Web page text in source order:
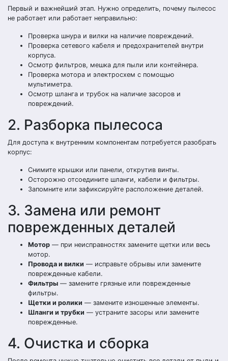
Первый и важнейший этап. Нужно определить, почему пылесос
не работает или работает неправильно:
Проверка шнура и вилки на наличие повреждений.
Проверка сетевого кабеля и предохранителей внутри
корпуса.
Осмотр фильтров, мешка для пыли или контейнера.
Проверка мотора и электросхем с помощью
мультиметра.
Осмотр шланга и трубок на наличие засоров и
повреждений.
2. Разборка пылесоса
Для доступа к внутренним компонентам потребуется разобрать
корпус:
Снимите крышки или панели, открутив винты.
Осторожно отсоедините шланги, кабели и фильтры.
Запомните или зафиксируйте расположение деталей.
3. Замена или ремонт
поврежденных деталей
Мотор — при неисправностях замените щетки или весь
мотор.
Провода и вилки — исправьте обрывы или замените
поврежденные кабели.
Фильтры — замените грязные или поврежденные
фильтры.
Щетки и ролики — замените изношенные элементы.
Шланги и трубки — устраните засоры или замените
поврежденные.
4. Очистка и сборка